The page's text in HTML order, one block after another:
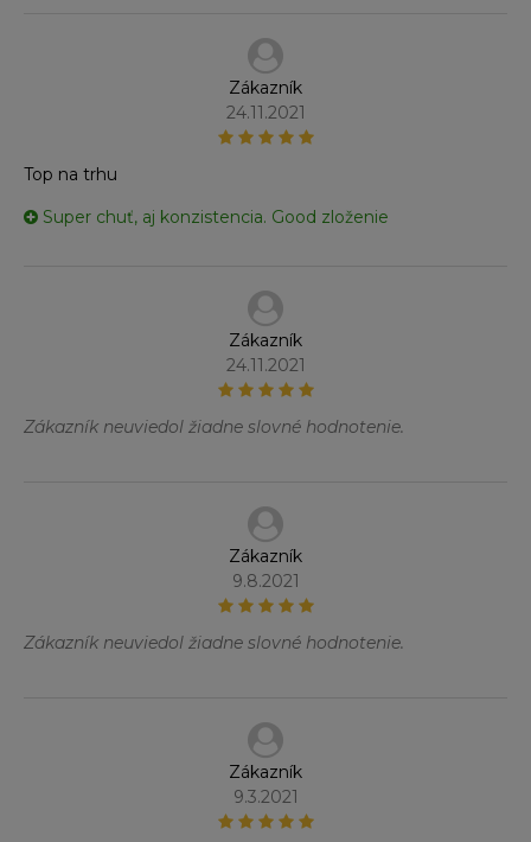
Zákazník
24.11.2021
Top na trhu
Super chuť, aj konzistencia. Good zloženie
Zákazník
24.11.2021
Zákazník neuviedol žiadne slovné hodnotenie.
Zákazník
9.8.2021
Zákazník neuviedol žiadne slovné hodnotenie.
Zákazník
9.3.2021